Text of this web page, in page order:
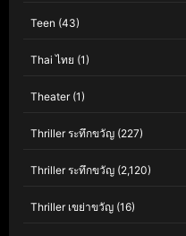
Teen (43)
Thai ไทย (1)
Theater(1)
Thriller ระทึกขวัญ (227)
Thriller ระทึกขวัญ (2,120)
Thriller เขย่าขวัญ (16)